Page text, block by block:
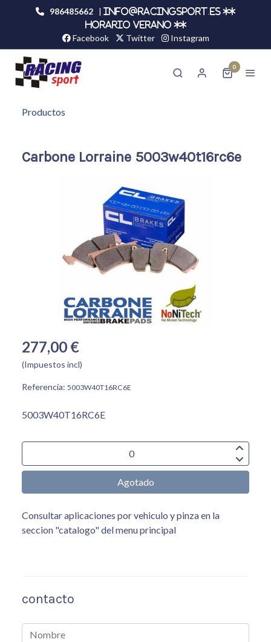
986485662 |
info@racingsport.es **
HORARIO VERANO **
Facebook Twitter Instagram
0
Productos
Carbone Lorraine 5003w40t16rc6e
277,00 €
(Impuestos incl)
Referencia: 5003W40T16RC6E
5003W40T16RC6E
Agotado
Consultar aplicaciones por vehiculo y pinza en la
seccion "catalogo" del menu principal
contacto